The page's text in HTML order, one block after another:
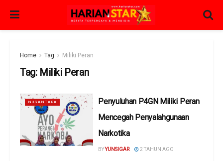
Home Tag Miliki Peran
Tag: Miliki Peran
NUSANTARA
Penyuluhan P4GN Miliki Peran
Mencegah Penyalahgunaan
Narkotika
BYYUNSIGAR 2 TAHUN AGO